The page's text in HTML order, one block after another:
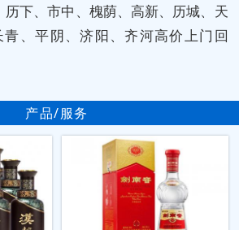
历下、市中、槐荫、高新、历城、天
、平阴、济阳、齐河高价上门回
产品/服务